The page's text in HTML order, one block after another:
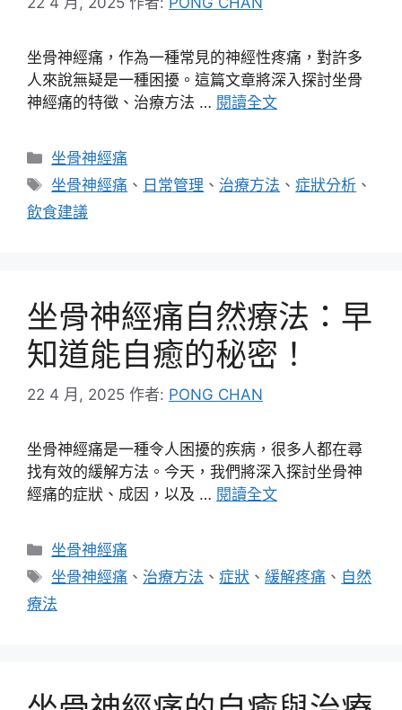
坐骨神經痛，作為一種常見的神經性疼痛，對許多
人來說無疑是一種困擾。這篇文章將深入探討坐骨
神經痛的特徵、治療方法 … 閱讀全文
分
類
坐骨神經痛
標
籤
坐骨神經痛 、 日常管理 、 治療方法 、症狀分析 、
飲食建議
坐骨神經痛自然療法：早
知道能自癒的秘密！
22 4 月, 2025 作者: PONG CHAN
坐骨神經痛是一種令人困擾的疾病，很多人都在尋
找有效的緩解方法。今天，我們將深入探討坐骨神
經痛的症狀、成因，以及 … 閱讀全文
分
類
坐骨神經痛
標
籤
坐骨神經痛 、 治療方法 、症狀 、緩解疼痛 、 自然
療法